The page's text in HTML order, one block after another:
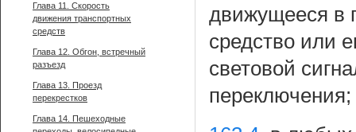
движущееся в
средство или
световой
переключения;
Глава 11. Скорость
движения транспортных
средств
Глава 12. Обгон, встречный
разъезд
Глава 13. Проезд
перекрестков
Глава 14. Пешеходные